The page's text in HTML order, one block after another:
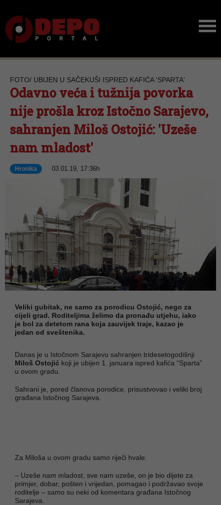
FOTO/ UBIJEN U SAČEKUŠI ISPRED KAFIĆA 'SPARTA'
Odavno veća i tužnija povorka
nije prošla kroz Istočno Sarajevo,
sahranjen Miloš Ostojić: 'Uzeše
nam mladost'
Hronika 03.01.19, 17:36h
Veliki gubitak, ne samo za porodicu Ostojić, nego za
cijeli grad. Roditeljima želimo da pronađu utjehu, iako
je bol za detetom rana koja zauvijek traje, kazao je
jedan od sveštenika.
Danas je u Istočnom Sarajevu sahranjen tridesetogodišnji
Miloš Ostojić koji je ubijen 1. januara ispred kafića “Sparta”
u ovom gradu.
Sahrani je, pored članova porodice, prisustvovao i veliki broj
građana Istočnog Sarajeva.
Za Miloša u ovom gradu samo riječi hvale.
– Uzeše nam mladost, sve nam uzeše, on je bio dijete za
primjer, dobar, pošten i vrijedan, pomagao i podržavao svoje
roditelje – samo su neki od komentara građana Istočnog
Sarajeva.